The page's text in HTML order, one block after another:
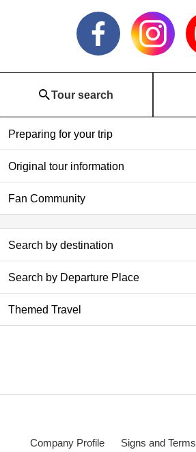
Tour search
Preparing for your trip
Original tour information
Fan Community
Search by destination
Search by Departure Place
Themed Travel
Company Profile Signs and Terms